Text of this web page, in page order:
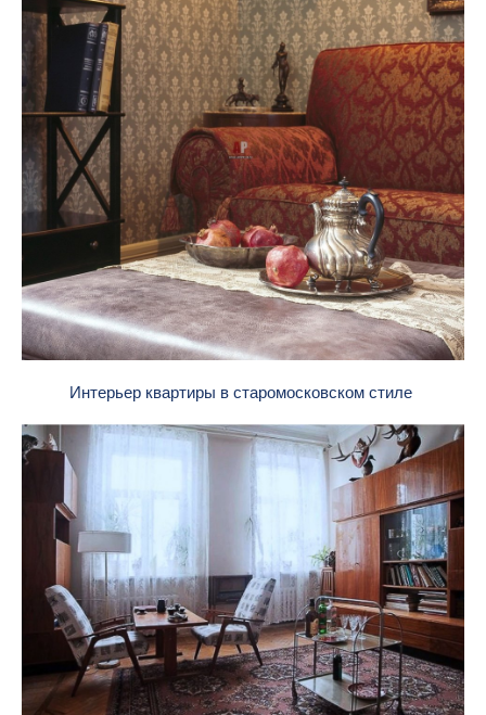
Интерьер квартиры в старомосковском стиле